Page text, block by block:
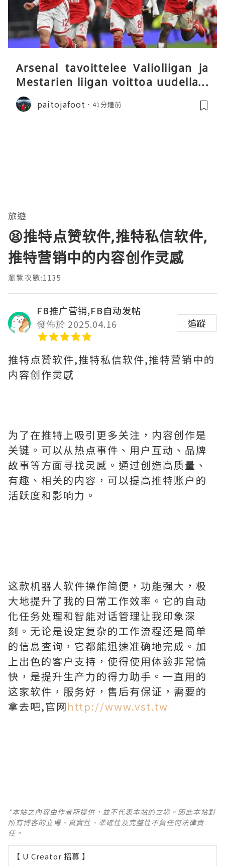
Arsenal tavoittelee Valioliigan ja
Mestarien liigan voittoa uudella k
audella
paitojafoot 41分鐘前
旅遊
😫推特点赞软件,推特私信软件,
推特营销中的内容创作灵感
瀏覽次數:1135
FB推广营销,FB自动发帖
發佈於 2025.04.16
追蹤
推特点赞软件,推特私信软件,推特营销中的
内容创作灵感
为了在推特上吸引更多关注，内容创作是
关键。可以从热点事件、用户互动、品牌
故事等方面寻找灵感。通过创造高质量、
有趣、相关的内容，可以提高推特账户的
活跃度和影响力。
这款机器人软件操作简便，功能强大，极
大地提升了我的日常工作效率。它的自动
化任务处理和智能对话管理让我印象深
刻。无论是设定复杂的工作流程还是简单
的信息查询，它都能迅速准确地完成。加
上出色的客户支持，使得使用体验非常愉
快，是提升生产力的得力助手。一直用的
这家软件，服务好，售后有保证，需要的
拿去吧,官网http://www.vst.tw
*本站之內容由作者所提供，並不代表本站的立場。因此本站對
所有博客的立場、真實性、準確性及完整性不負任何法律責
任。
【 U Creator 招募 】